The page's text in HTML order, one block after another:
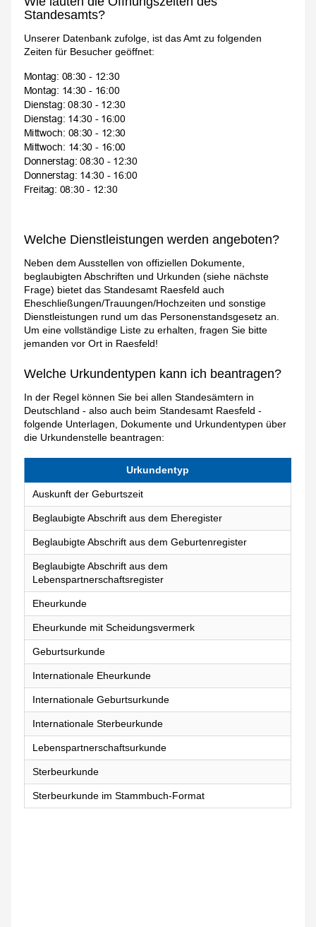
Standesamts?
Unserer Datenbank zufolge, ist das Amt zu folgenden
Zeiten für Besucher geöffnet:
Welche Dienstleistungen werden angeboten?
Neben dem Ausstellen von offiziellen Dokumente,
beglaubigten Abschriften und Urkunden (siehe nächste
Frage) bietet das Standesamt Raesfeld auch
Eheschließungen/Trauungen/Hochzeiten und sonstige
Dienstleistungen rund um das Personenstandsgesetz an.
Um eine vollständige Liste zu erhalten, fragen Sie bitte
jemanden vor Ort in Raesfeld!
Welche Urkundentypen kann ich beantragen?
In der Regel können Sie bei allen Standesämtern in
Deutschland - also auch beim Standesamt Raesfeld -
folgende Unterlagen, Dokumente und Urkundentypen über
die Urkundenstelle beantragen:
Urkundentyp
Auskunft der Geburtszeit
Beglaubigte Abschrift aus dem Eheregister
Beglaubigte Abschrift aus dem Geburtenregister
Beglaubigte Abschrift aus dem
Lebenspartnerschaftsregister
Eheurkunde
Eheurkunde mit Scheidungsvermerk
Geburtsurkunde
Internationale Eheurkunde
Internationale Geburtsurkunde
Internationale Sterbeurkunde
Lebenspartnerschaftsurkunde
Sterbeurkunde
Sterbeurkunde im Stammbuch-Format